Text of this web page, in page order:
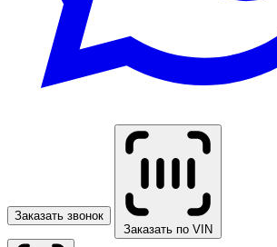
Заказать звонок
Заказать по VIN